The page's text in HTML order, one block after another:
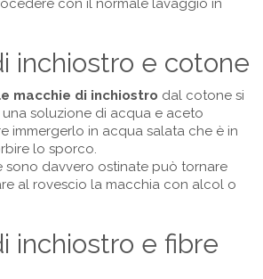
con il normale lavaggio in
inchiostro e cotone
macchie di inchiostro dal cotone si
soluzione di acqua e aceto
immergerlo in acqua salata che è in
lo sporco.
sono davvero ostinate può tornare
al rovescio la macchia con alcol o
inchiostro e fibre